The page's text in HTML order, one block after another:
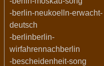
-berlin-neukoelln-erwacht-
deutsch
-berlinberlin-
wirfahrennachberlin
-bescheidenheit-song